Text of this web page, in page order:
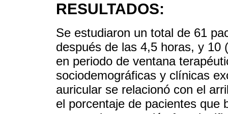
RESULTADOS:
Se estudiaron un total de 61
después de las 4,5 horas, y 10
en periodo de ventana
sociodemográficas y clínicas
auricular se relacionó con el
el porcentaje de pacientes que